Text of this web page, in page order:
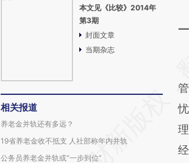
本文见《比较》2014年
第3期
封面文章
当期杂志
相关报道
养老金并轨还有多远？
19省养老金收不抵支 人社部称年内并轨
公务员养老金并轨或“一步到位”